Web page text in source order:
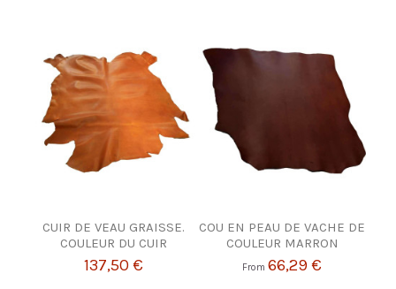
CUIR DE VEAU GRAISSE.
COULEUR DU CUIR
137,50 €
COU EN PEAU DE VACHE DE
COULEUR MARRON
From66,29 €